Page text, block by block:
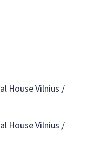
House Vilnius /
House Vilnius /